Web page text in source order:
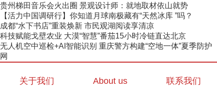
贵州梯田音乐会火出圈 景观设计师：就地取材依山就势
【活力中国调研行】你知道月球南极藏有“天然冰库 ”吗？
成都“水下书店”重装焕新 市民观湖阅读享清凉
科技赋能戈壁农业 大漠“智慧”番茄15小时冷链直达北京
无人机空中巡检+AI智能识别 重庆警方构建“空地一体”夏季防护
网
关于我们 About us 联系我们